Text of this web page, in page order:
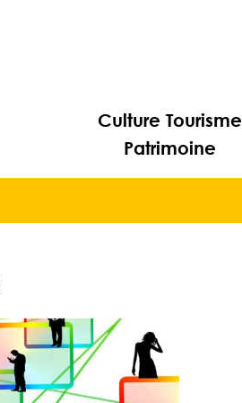
Culture Tourisme
Patrimoine